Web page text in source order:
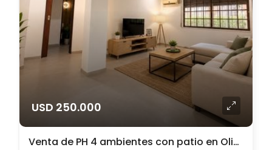
USD 250.000
Venta de PH 4 ambientes con patio en Olivos